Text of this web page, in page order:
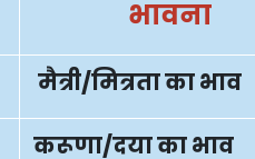
भावना
मैत्री/मित्रताकाभाव
करूणा/दयाकाभाव